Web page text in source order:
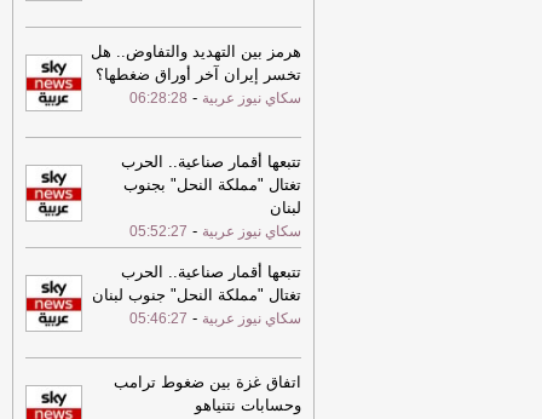
هرمز بين التهديد والتفاوض.. هل
تخسر إيران آخر أوراق ضغطها؟
سكاي نيوز عربية -
06:28:28
تتبعها أقمار صناعية.. الحرب
تغتال "مملكة النحل" بجنوب
لبنان
سكاي نيوز عربية -
05:52:27
تتبعها أقمار صناعية.. الحرب
تغتال "مملكة النحل" جنوب لبنان
سكاي نيوز عربية -
05:46:27
اتفاق غزة بين ضغوط ترامب
وحسابات نتنياهو